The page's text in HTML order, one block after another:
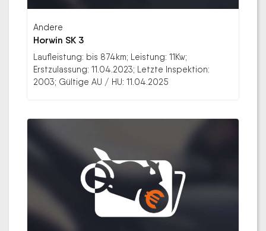
Andere
Horwin SK 3
Laufleistung: bis 874km; Leistung: 11Kw;
Erstzulassung: 11.04.2023; Letzte Inspektion:
2003; Gültige AU / HU: 11.04.2025